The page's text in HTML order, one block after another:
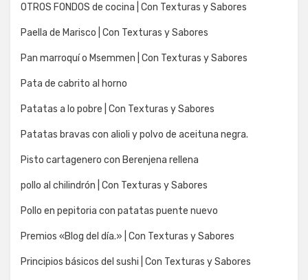
OTROS FONDOS de cocina | Con Texturas y Sabores
Paella de Marisco | Con Texturas y Sabores
Pan marroquí o Msemmen | Con Texturas y Sabores
Pata de cabrito al horno
Patatas a lo pobre | Con Texturas y Sabores
Patatas bravas con alioli y polvo de aceituna negra.
Pisto cartagenero con Berenjena rellena
pollo al chilindrón | Con Texturas y Sabores
Pollo en pepitoria con patatas puente nuevo
Premios «Blog del día.» | Con Texturas y Sabores
Principios básicos del sushi | Con Texturas y Sabores